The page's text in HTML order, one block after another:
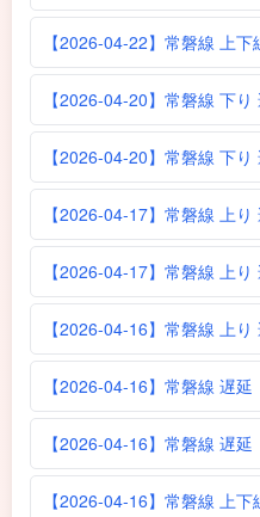
【2026-04-22】常磐線 上下
【2026-04-20】常磐線 下り
【2026-04-20】常磐線 下り
【2026-04-17】常磐線 上り
【2026-04-17】常磐線 上り
【2026-04-16】常磐線 上り
【2026-04-16】常磐線 遅延
【2026-04-16】常磐線 遅延
【2026-04-16】常磐線 上下